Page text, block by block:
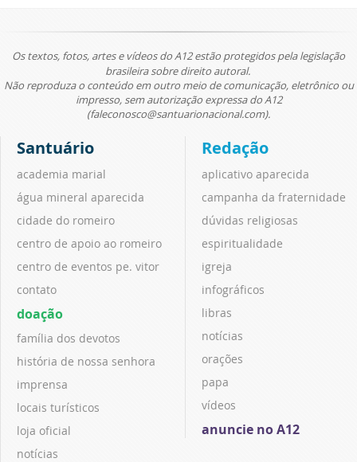
Os textos, fotos, artes e vídeos do A12 estão protegidos pela legislação
brasileira sobre direito autoral.
Não reproduza o conteúdo em outro meio de comunicação, eletrônico ou
impresso, sem autorização expressa do A12
(faleconosco@santuarionacional.com).
Santuário
academia marial
água mineral aparecida
cidade do romeiro
centro de apoio ao romeiro
centro de eventos pe. vitor
contato
doação
família dos devotos
história de nossa senhora
imprensa
locais turísticos
loja oficial
notícias
Redação
aplicativo aparecida
campanha da fraternidade
dúvidas religiosas
espiritualidade
igreja
infográficos
libras
notícias
orações
papa
vídeos
anuncie no A12